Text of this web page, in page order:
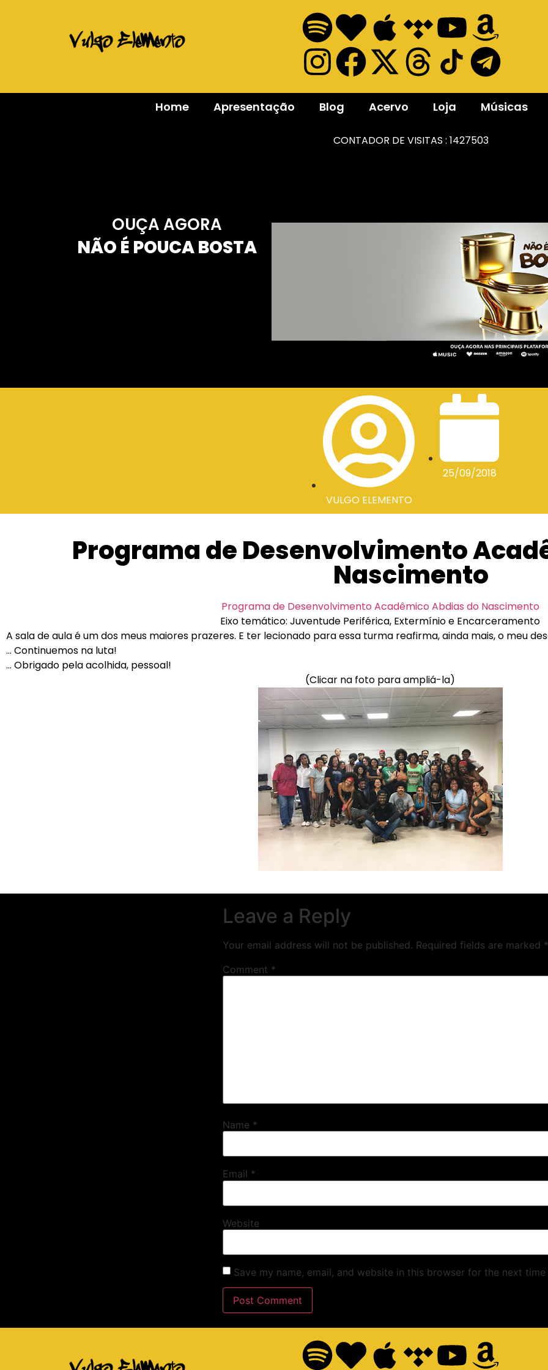
Home Apresentação Blog Acervo Loja Músicas
CONTADOR DE VISITAS : 1427503
OUÇA AGORA
NÃO É POUCA BOSTA
VULGO ELEMENTO
25/09/2018
Programa de Desenvolvimento
Nascimento
Programa de Desenvolvimento Acadêmico Abdias do Nascimento
Eixo temático: Juventude Periférica, Extermínio e Encarceramento
A sala de aula é um dos meus maiores prazeres. E ter lecionado para essa turma reafirma, ainda mais, o meu
… Continuemos na luta!
… Obrigado pela acolhida, pessoal!
(Clicar na foto para ampliá-la)
Leave a Reply
Your email address will not be published. Required fields are marked *
Comment *
Name *
Email *
Website
Save my name, email, and website in this browser for the next